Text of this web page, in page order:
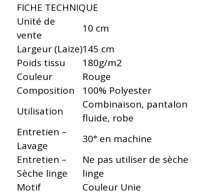
FICHE TECHNIQUE
Unité de
vente
10 cm
Largeur (Laize)145 cm
Poids tissu
180g/m2
Couleur
Rouge
Composition
100% Polyester
Utilisation
Combinaison, pantalon
fluide, robe
Entretien –
Lavage
30° en machine
Entretien –
Sèche linge
Ne pas utiliser de sèche
linge
Motif
Couleur Unie